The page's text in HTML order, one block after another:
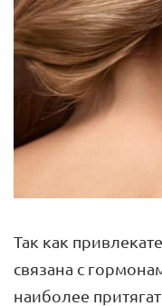
Так как
связана с
наиболее